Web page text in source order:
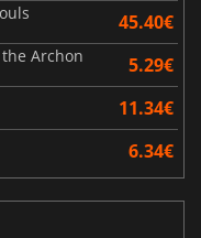
45.40€
Archon 5.29€
11.34€
6.34€